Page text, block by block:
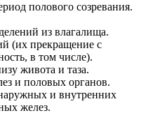
полового созревания.
из влагалища.
(их прекращение с
в том числе).
живота и таза.
и половых органов.
и внутренних
желез.